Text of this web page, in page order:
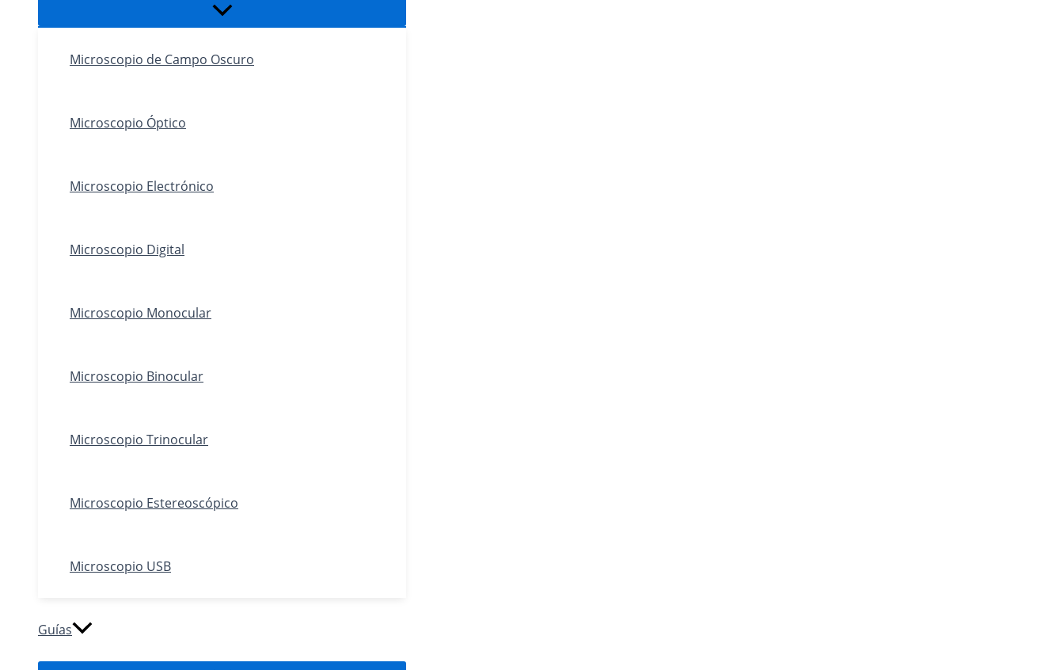
Alternar
Microscopio de Campo Oscuro
Microscopio Óptico
Microscopio Electrónico
Microscopio Digital
Microscopio Monocular
Microscopio Binocular
Microscopio Trinocular
Microscopio Estereoscópico
Microscopio USB
Guías